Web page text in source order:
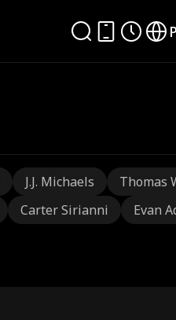
J.J. Michaels Thomas
Carter Sirianni Evan